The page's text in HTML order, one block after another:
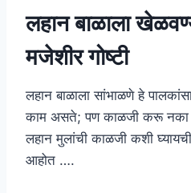
लहान बाळाला
मजेशीर गोष्टी
लहान बाळाला सांभाळणे हे
काम असते; पण काळजी करू नका
लहान मुलांची काळजी कशी घ्यायची
आहोत ….